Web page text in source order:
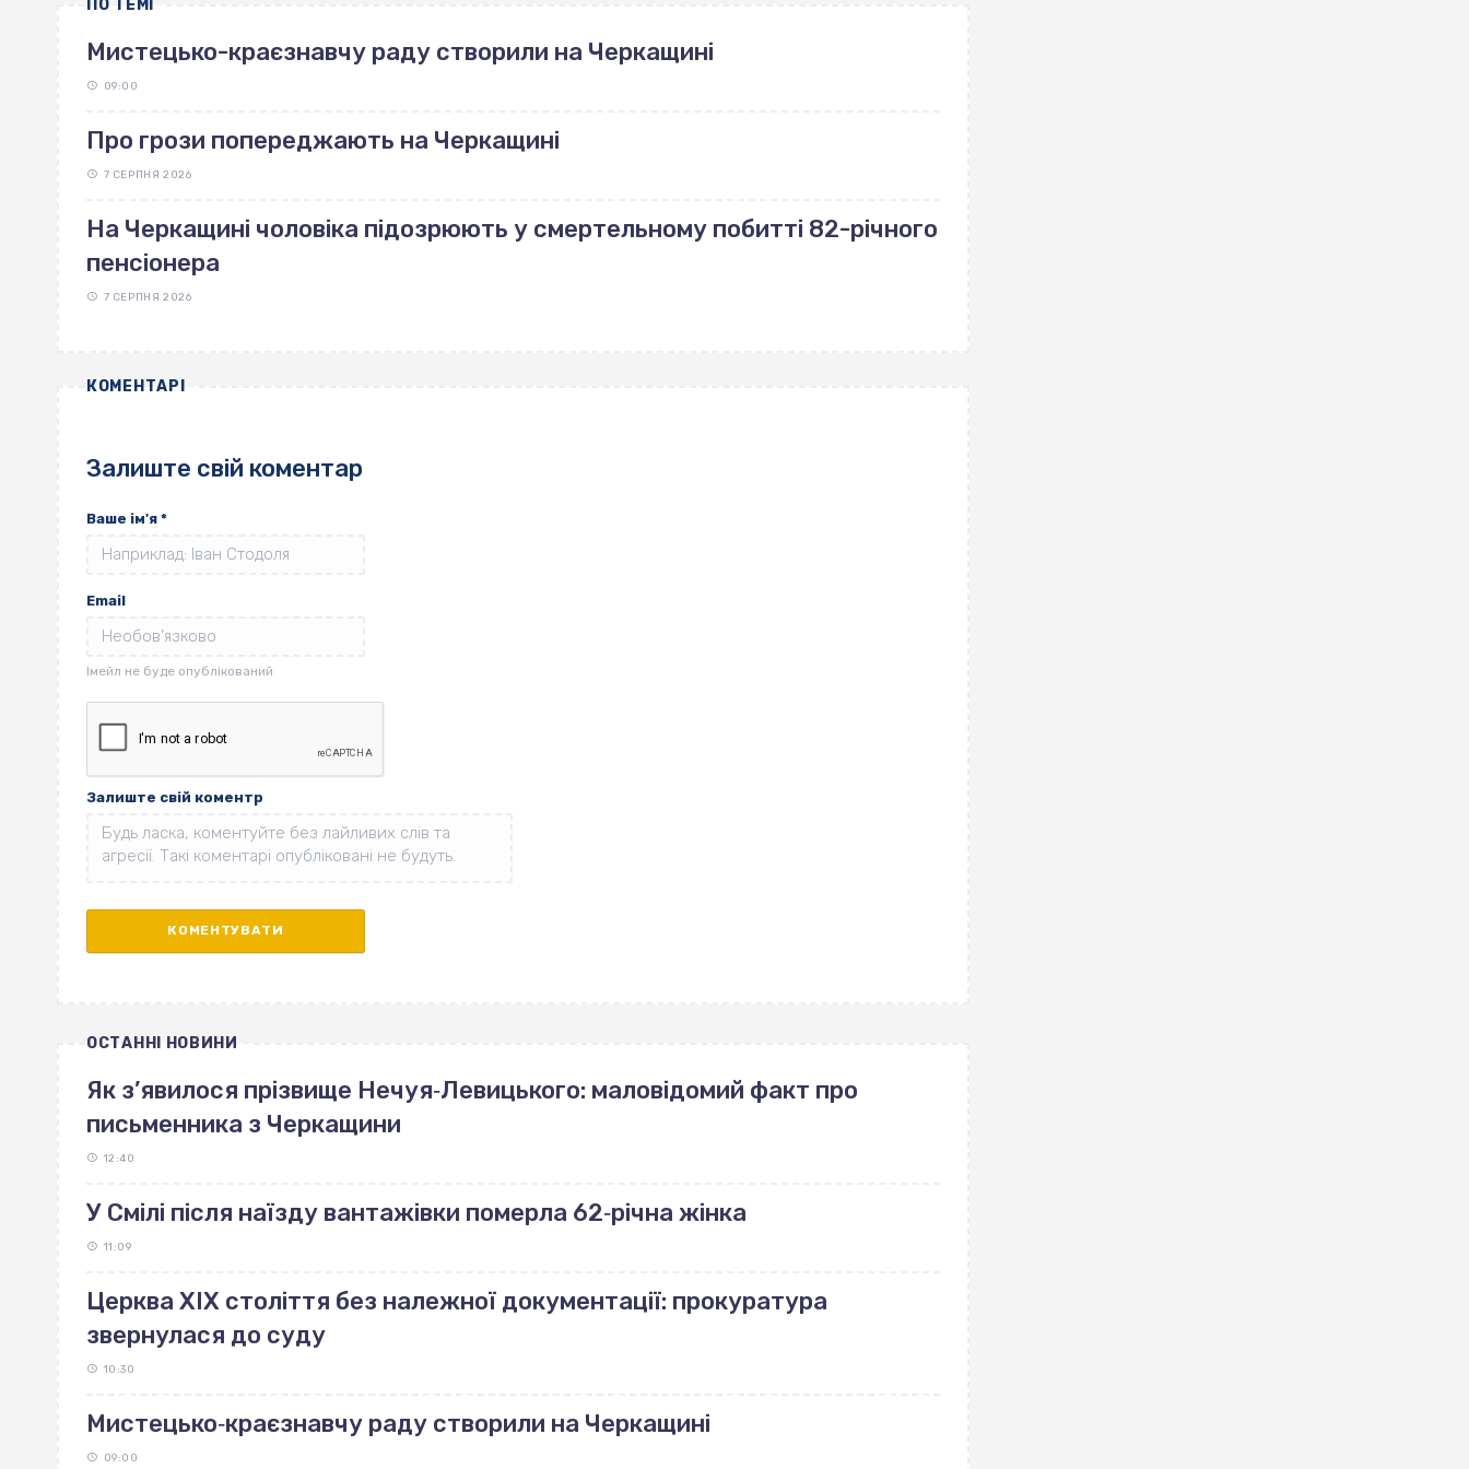
ПО ТЕМІ
Мистецько-краєзнавчу раду створили на Черкащині
09:00
Про грози попереджають на Черкащині
7 СЕРПНЯ 2026
На Черкащині чоловіка підозрюють у смертельному побитті 82-річного
пенсіонера
7 СЕРПНЯ 2026
КОМЕНТАРІ
Залиште свій коментар
Ваше ім'я *
Email
Залиште свій коментр
ОСТАННІ НОВИНИ
Як з’явилося прізвище Нечуя‐Левицького: маловідомий факт про
письменника з Черкащини
12:40
У Смілі після наїзду вантажівки померла 62‐річна жінка
11:09
Церква ХІХ століття без належної документації: прокуратура
звернулася до суду
10:30
Мистецько‐краєзнавчу раду створили на Черкащині
09:00